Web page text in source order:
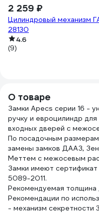
2 259 ₽
Цилиндровый механизм
28130
4.6
(9)
О товаре
Замки Apecs серии 16 -
ручку и евроцилиндр
входных дверей с
По посадочным
замены замков ДААЗ,
Меттем с межосевым
Замки имеют
5089-2011.
Рекомендуемая
Рекомендации по
- механизм секретности